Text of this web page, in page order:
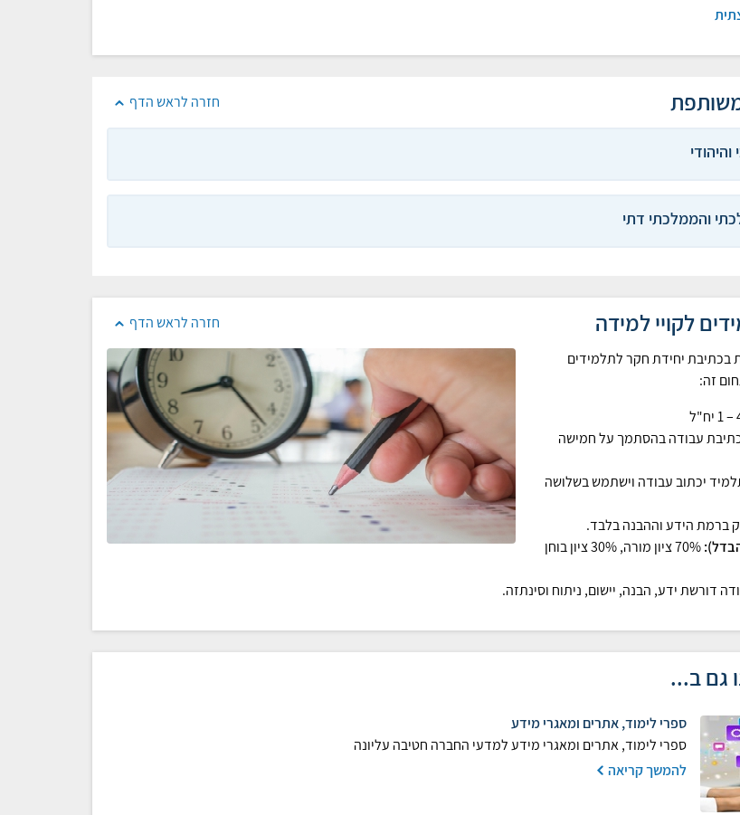
חזרה לראש הדף
והממלכתי דתי
חזרה לראש הדף לקויי למידה
בכתיבת יחידת חקר לתלמידים
זה:
עבודה בהסתמך על חמישה
יכתוב עבודה וישתמש בשלושה
ברמת הידע וההבנה בלבד.
70% ציון מורה, 30% ציון בוחן
דורשת ידע, הבנה, יישום, ניתוח וסינתזה.
גם ב...
ספרי לימוד, אתרים ומאגרי מידע
ספרי לימוד, אתרים ומאגרי מידע למדעי החברה חטיבה עליונה
להמשך קריאה